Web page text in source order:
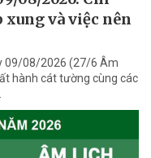
và việc nên
09/08/2026 (27/6 Âm
hành cát tường cùng các